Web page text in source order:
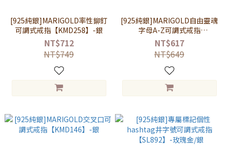
[925純銀]MARIGOLD率性鉚釘
可調式戒指【KMD258】-銀
NT$712
NT$749
[925純銀]MARIGOLD自由靈魂
字母A-Z可調式戒指
【KMD185】
NT$617
NT$649